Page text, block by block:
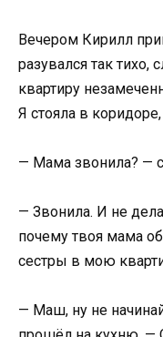
Вечером Кирилл
разувался так тихо,
квартиру
Я стояла в
— Мама звонила? —
— Звонила. И не
почему твоя мама
сестры в мою
— Маш, ну не